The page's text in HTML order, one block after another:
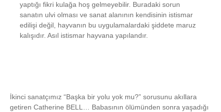
yaptığı fikri kulağa hoş gelmeyebilir. Buradaki sorun
sanatın ulvi olması ve sanat alanının kendisinin istismar
edilişi değil, hayvanın bu uygulamalardaki şiddete maruz
kalışıdır. Asıl istismar hayvana yapılandır.
İkinci sanatçımız “Başka bir yolu yok mu?” sorusunu akıllara
getiren Catherine BELL… Babasının ölümünden sonra yaşadığı